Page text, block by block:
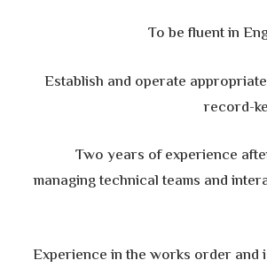
Establish and operate
record-
3- Two years of experience
managing technical teams and
4- Experience in the works order